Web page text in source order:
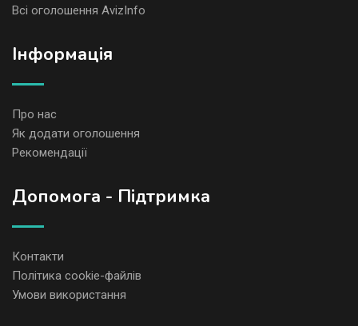
Всі оголошення AvizInfo
Iнформація
Про нас
Як додати оголошення
Рекомендації
Допомога - Підтримка
Контакти
Політика cookie-файлів
Умови використання